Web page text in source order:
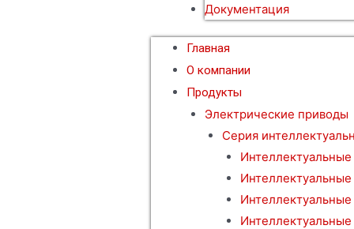
Документация
Главная
О компании
Продукты
Электрические приводы
Серия